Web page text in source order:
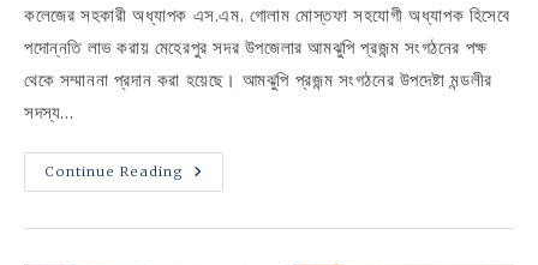
কলেজের সহকারী অধ্যাপক এস.এম. গোলাম মোস্তফা সহযোগী অধ্যাপক হিসেবে
পদোন্নতি লাভ করায় মেহেরপুর সদর উপজেলার আমঝুপি প্রজন্ম সংগঠনের পক্ষ
থেকে সম্মাননা প্রদান করা হয়েছে। আমঝুপি প্রজন্ম সংগঠনের উপদেষ্টা মন্ডলীর
সদস্য…
Continue Reading মেহেরপুর
সরকারি
সহযোগী